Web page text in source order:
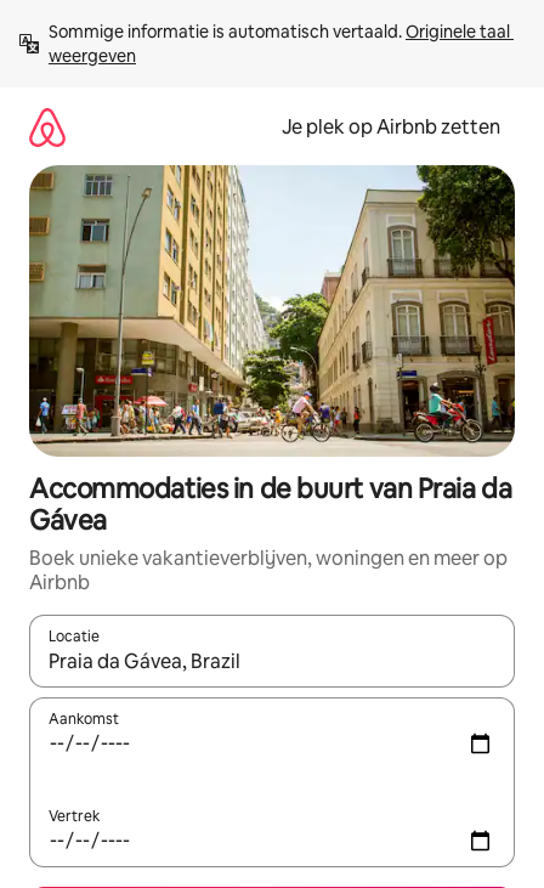
direct
naar
Sommige informatie is automatisch vertaald. Originele taal
weergeven
Je plek op Airbnb zetten
Accommodaties in de buurt van Praia da
Gávea
Boek unieke vakantieverblijven, woningen en meer op
Airbnb
Locatie
Wanneer er resultaten beschikbaar zijn, maak je een keuze
Aankomst
Vertrek